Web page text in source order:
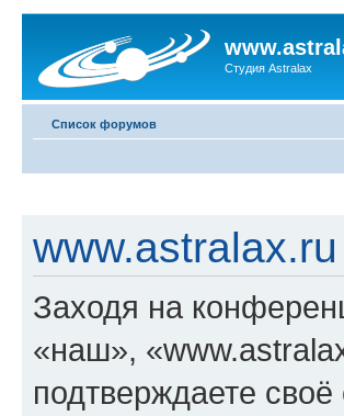
Студия Astralax
Список форумов
Заходя на
«наш»,
подтверждаете